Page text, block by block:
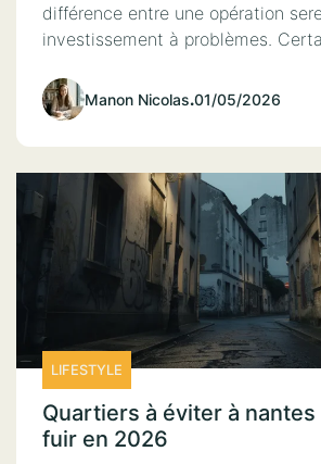
différence entre une opération
investissement à problèmes.
Manon Nicolas.01/05/2026
LIFESTYLE
Quartiers à éviter à nantes
fuir en 2026